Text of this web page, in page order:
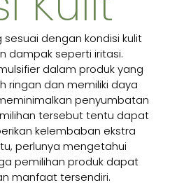
dengan kondisi kulit
dampak seperti iritasi.
dalam produk yang
dan memiliki daya
penyumbatan
tersebut tentu dapat
kelembaban ekstra
perlunya mengetahui
pemilihan produk dapat
manfaat tersendiri.